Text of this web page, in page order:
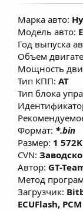
изменены
улучшить
при
Марка авто:
Модель авто:
Год выпуска
Объем
Мощность
Тип КПП: AT
Тип блока
Формат: *.bin
Размер: 1
CVN:
Автор: GT-
Метод
Загрузчик:
ECUFlash,